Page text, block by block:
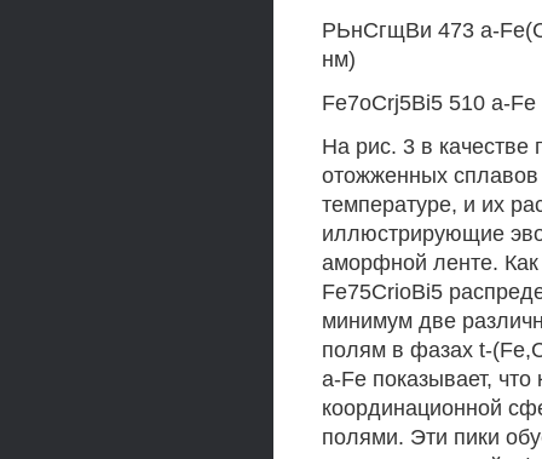
РЬнСгщВи 473 a-
нм)
Fe7oCrj5Bi5 510 a-
На рис. 3 в качестве
отожженных
температуре, и их
иллюстрирующие
аморфной ленте. Как
Fe75CrioBi5
минимум две
полям в фазах t-
a-Fe показывает,
координационной
полями. Эти пики